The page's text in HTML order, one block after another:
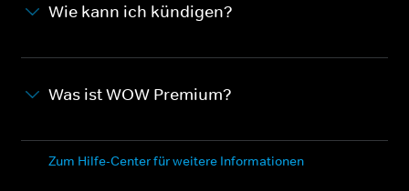
Wie kann ich kündigen?
Was ist WOW Premium?
Zum Hilfe-Center für weitere Informationen